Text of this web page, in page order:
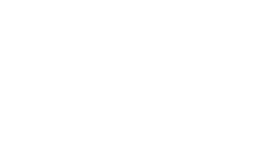
Egyesület